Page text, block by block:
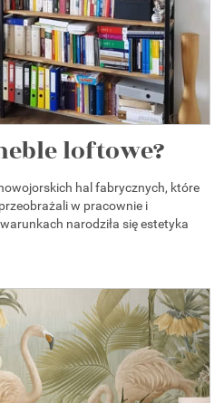
loftowe?
hal fabrycznych, które
w pracownie i
narodziła się estetyka